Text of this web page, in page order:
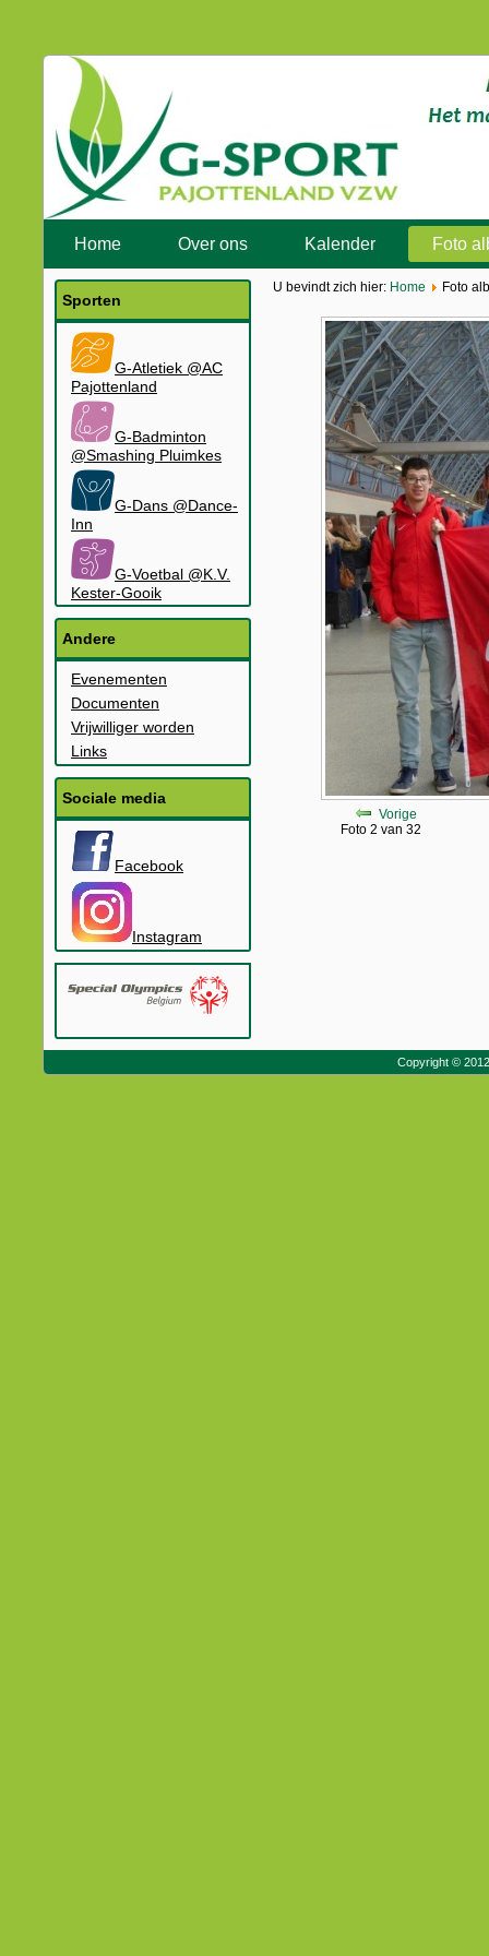
Home Over ons Kalender Foto
Sporten
G-Atletiek @AC
Pajottenland
G-Badminton
@Smashing Pluimkes
G-Dans @Dance-
Inn
G-Voetbal @K.V.
Kester-Gooik
Andere
Evenementen
Documenten
Vrijwilliger worden
Links
Sociale media
Facebook
Instagram
U bevindt zich hier: Home Foto
Vorige
Foto 2 van 32
Copyright ©